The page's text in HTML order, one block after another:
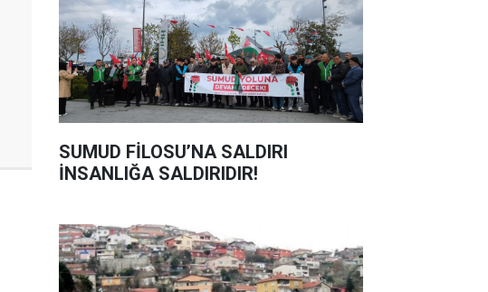
SUMUD FİLOSU’NA SALDIRI
İNSANLIĞA SALDIRIDIR!